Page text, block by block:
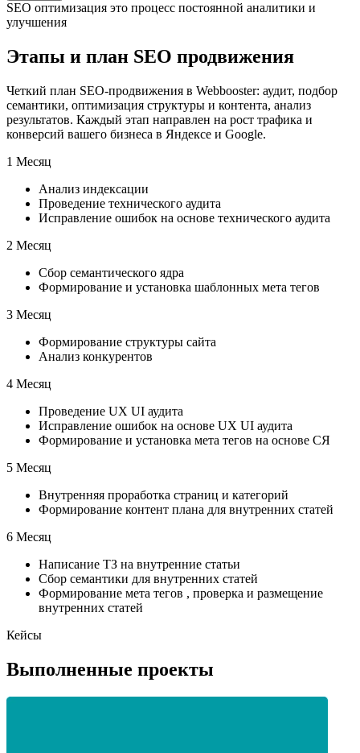
SEO оптимизация это процесс постоянной аналитики и
улучшения
Этапы и план SEO продвижения
Четкий план SEO-продвижения в Webbooster: аудит, подбор
семантики, оптимизация структуры и контента, анализ
результатов. Каждый этап направлен на рост трафика и
конверсий вашего бизнеса в Яндексе и Google.
1 Месяц
Анализ индексации
Проведение технического аудита
Исправление ошибок на основе технического аудита
2 Месяц
Сбор семантического ядра
Формирование и установка шаблонных мета тегов
3 Месяц
Формирование структуры сайта
Анализ конкурентов
4 Месяц
Проведение UX UI аудита
Исправление ошибок на основе UX UI аудита
Формирование и установка мета тегов на основе СЯ
5 Месяц
Внутренняя проработка страниц и категорий
Формирование контент плана для внутренних статей
6 Месяц
Написание ТЗ на внутренние статьи
Сбор семантики для внутренних статей
Формирование мета тегов , проверка и размещение
внутренних статей
Кейсы
Выполненные проекты